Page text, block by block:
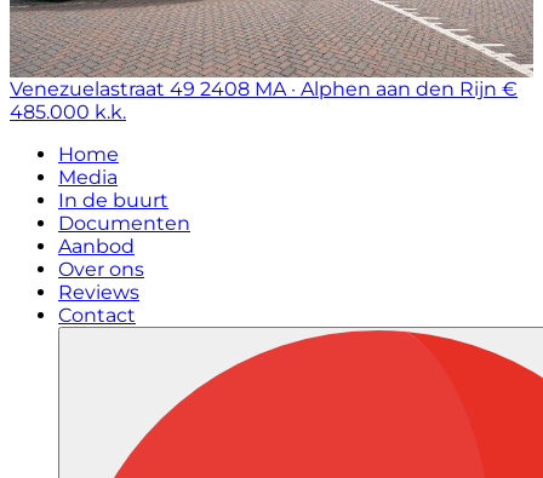
Venezuelastraat 49 2408 MA · Alphen aan den Rijn €
485.000 k.k.
Home
Media
In de buurt
Documenten
Aanbod
Over ons
Reviews
Contact